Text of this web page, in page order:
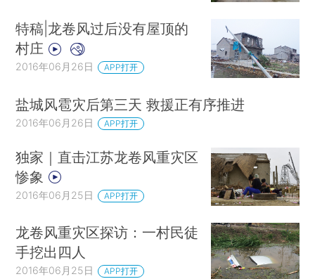
特稿|龙卷风过后没有屋顶的
村庄
2016年06月26日 APP打开
盐城风雹灾后第三天 救援正有序推进
2016年06月26日 APP打开
独家｜直击江苏龙卷风重灾区
惨象
2016年06月25日 APP打开
龙卷风重灾区探访：一村民徒
手挖出四人
2016年06月25日 APP打开